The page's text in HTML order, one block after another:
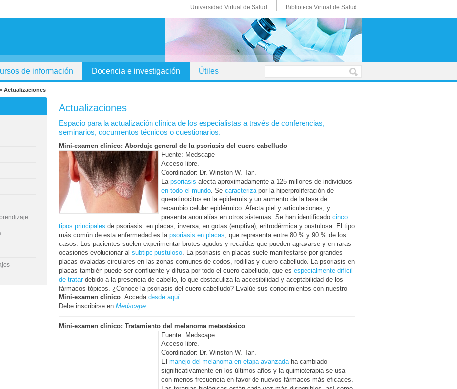
Universidad Virtual de Salud Biblioteca Virtual de Salud
de información Docencia e investigación Útiles
> Actualizaciones
Actualizaciones
Espacio para la actualización clínica de los especialistas a través de conferencias,
seminarios, documentos técnicos o cuestionarios.
Mini-examen clínico: Abordaje general de la psoriasis del cuero cabelludo
Fuente: Medscape
Acceso libre.
Coordinador: Dr. Winston W. Tan.
La psoriasis afecta aproximadamente a 125 millones de individuos
en todo el mundo. Se caracterizapor la hiperproliferación de
queratinocitos en la epidermis y un aumento de la tasa de
recambio celular epidérmico. Afecta piel y articulaciones, y
presenta anomalías en otros sistemas. Se han identificado cinco
tipos principales de psoriasis: en placas, inversa, en gotas (eruptiva), eritrodérmica y pustulosa. El tipo
más común de esta enfermedad es la psoriasis en placas, que representa entre 80 % y 90 % de los
casos. Los pacientes suelen experimentar brotes agudos y recaídas que pueden agravarse y en raras
ocasiones evolucionar al subtipo pustuloso. La psoriasis en placas suele manifestarse por grandes
placas ovaladas-circulares en las zonas comunes de codos, rodillas y cuero cabelludo. La psoriasis en
placas también puede ser confluente y difusa por todo el cuero cabelludo, que es especialmente difícil
de tratardebido a la presencia de cabello, lo que obstaculiza la accesibilidad y aceptabilidad de los
fármacos tópicos. ¿Conoce la psoriasis del cuero cabelludo? Evalúe sus conocimientos con nuestro
Mini-examen clínico. Acceda desde aquí.
Debe inscribirse en Medscape.
Mini-examen clínico: Tratamiento del melanoma metastásico
Fuente: Medscape
Acceso libre.
Coordinador: Dr. Winston W. Tan.
El manejo del melanoma en etapa avanzadaha cambiado
significativamente en los últimos años y la quimioterapia se usa
con menos frecuencia en favor de nuevos fármacos más eficaces.